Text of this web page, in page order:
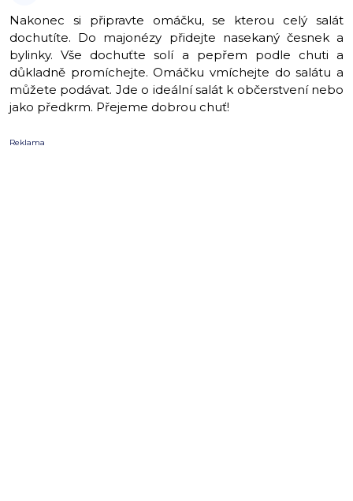
Nakonec si připravte omáčku, se kterou celý salát
dochutíte. Do majonézy přidejte nasekaný česnek a
bylinky. Vše dochuťte solí a pepřem podle chuti a
důkladně promíchejte. Omáčku vmíchejte do salátu a
můžete podávat. Jde o ideální salát k občerstvení nebo
jako předkrm. Přejeme dobrou chuť!
Reklama